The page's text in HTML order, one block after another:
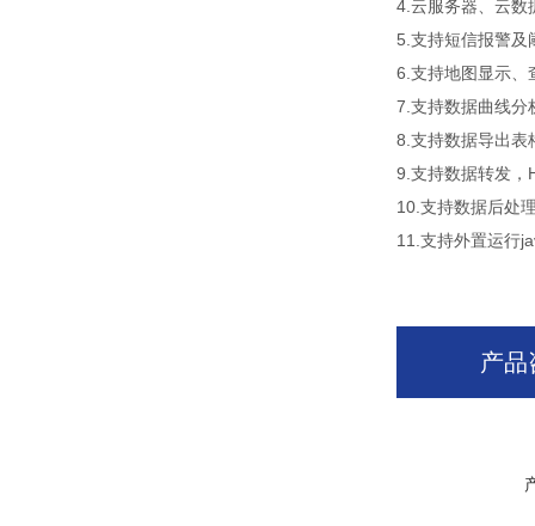
4.云服务器、云数
5.支持短信报警及
6.支持地图显示、
7.支持数据曲线分
8.支持数据导出表
9.支持数据转发，
10.支持数据后处
11.支持外置运行
产品